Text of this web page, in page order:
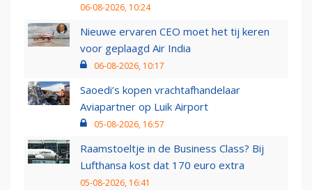
06-08-2026, 10:24
Nieuwe ervaren CEO moet het tij keren
voor geplaagd Air India
06-08-2026, 10:17
Saoedi’s kopen vrachtafhandelaar
Aviapartner op Luik Airport
05-08-2026, 16:57
Raamstoeltje in de Business Class? Bij
Lufthansa kost dat 170 euro extra
05-08-2026, 16:41